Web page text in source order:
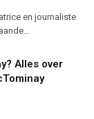
en journaliste
Alles over